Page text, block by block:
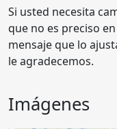
Si usted necesita
que no es preciso
mensaje que lo
le agradecemos.
Imágenes